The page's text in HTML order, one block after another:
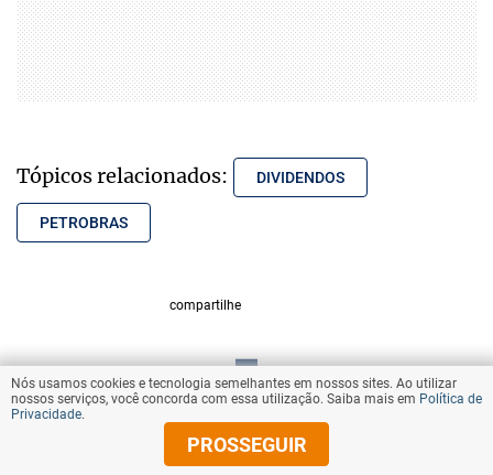
Tópicos relacionados: DIVIDENDOS
PETROBRAS
compartilhe
VOLTAR AO TOPO
© Copyright 2025 Diários Associados
Nós usamos cookies e tecnologia semelhantes em nossos sites. Ao utilizar
nossos serviços, você concorda com essa utilização. Saiba mais em Política de
Privacidade.
PROSSEGUIR